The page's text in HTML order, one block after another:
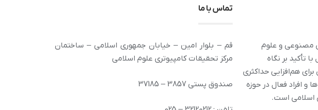
مصنوعی و علوم
تأکید بر نگاه
هم‌افزایی حداکثری
و افراد فعال در حوزه
اسلامی است.
تماس با ما
قم – بلوار امین – خیابان جمهوری اسلامی – ساختمان
مرکز تحقیقات کامپیوتری علوم اسلامی
صندوق پستی 3857 – 37185